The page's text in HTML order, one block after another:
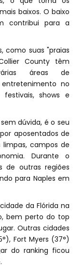
baixos. O baixo
contribui para a
como suas "praias
County têm
áreas de
no
festivais, shows e
dúvida, é o seu
aposentados de
campos de
Durante o
de outras regiões
para Naples em
da Flórida na
bem perto do top
Outras cidades
Fort Myers (37°)
do ranking ficou